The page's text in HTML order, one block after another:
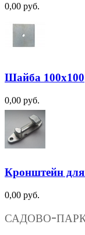
0,00 руб.
Шайба 100х100
0,00 руб.
Кронштейн
0,00 руб.
САДОВО-